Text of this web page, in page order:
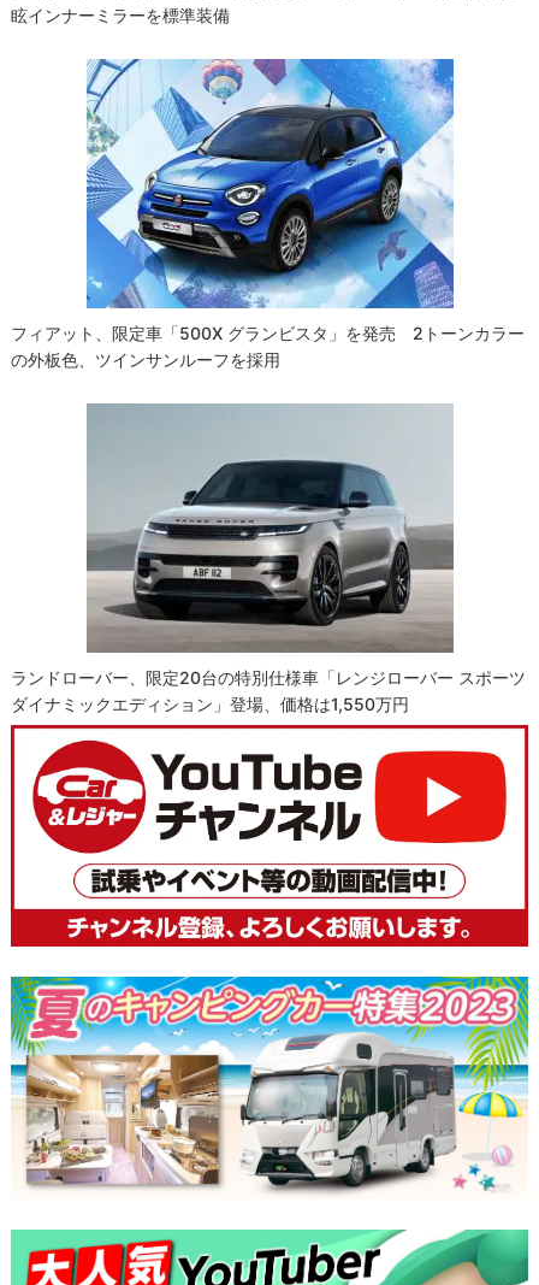
眩インナーミラーを標準装備
フィアット、限定車「500X グランビスタ」を発売 2トーンカラー
の外板色、ツインサンルーフを採用
ランドローバー、限定20台の特別仕様車「レンジローバー スポーツ
ダイナミックエディション」登場、価格は1,550万円